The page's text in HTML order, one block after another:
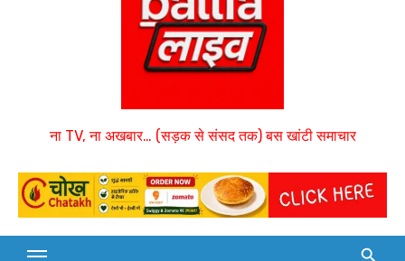
ना TV, ना अखबार… (सड़क से संसद तक) बस खांटी समाचार